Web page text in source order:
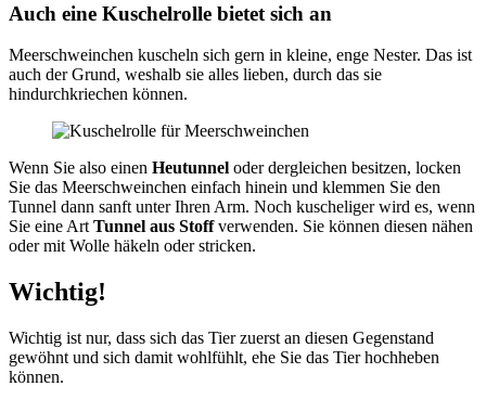
Auch eine Kuschelrolle bietet sich an
Meerschweinchen kuscheln sich gern in kleine, enge Nester. Das ist
auch der Grund, weshalb sie alles lieben, durch das sie
hindurchkriechen können.
Wenn Sie also einen Heutunnel oder dergleichen besitzen, locken
Sie das Meerschweinchen einfach hinein und klemmen Sie den
Tunnel dann sanft unter Ihren Arm. Noch kuscheliger wird es, wenn
Sie eine ArtTunnel aus Stoffverwenden. Sie können diesen nähen
oder mit Wolle häkeln oder stricken.
Wichtig!
Wichtig ist nur, dass sich das Tier zuerst an diesen Gegenstand
gewöhnt und sich damit wohlfühlt, ehe Sie das Tier hochheben
können.